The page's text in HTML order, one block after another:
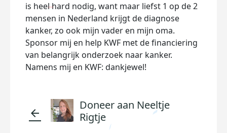
is heel hard nodig, want maar liefst 1 op de 2
mensen in Nederland krijgt de diagnose
kanker, zo ook mijn vader en mijn oma.
Sponsor mij en help KWF met de financiering
van belangrijk onderzoek naar kanker.
Namens mij en KWF: dankjewel!
arrow_back
Doneer aan Neeltje
Rigtje